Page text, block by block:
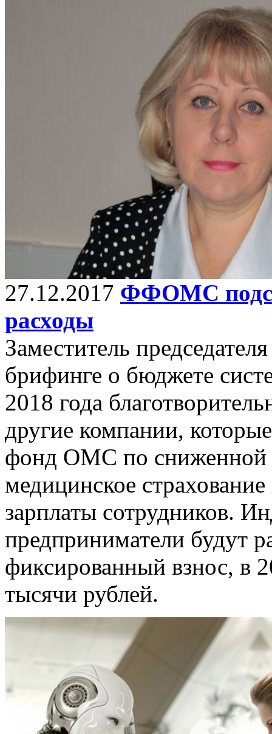
27.12.2017 ФФОМС
расходы
Заместитель
брифинге о бюджете
2018 года
другие компании,
фонд ОМС по сниженной
медицинское
зарплаты сотрудников.
предприниматели будут
фиксированный взнос, в
тысячи рублей.